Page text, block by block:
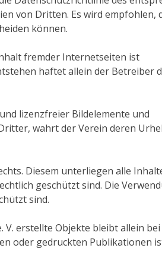
von Dritten. Es wird empfohlen,
können.
fremder Internetseiten ist
haftet allein der Betreiber
lizenzfreier Bildelemente und
wahrt der Verein deren
Diesem unterliegen alle
geschützt sind. Die
sind.
erstellte Objekte bleibt allein bei
oder gedruckten Publikationen